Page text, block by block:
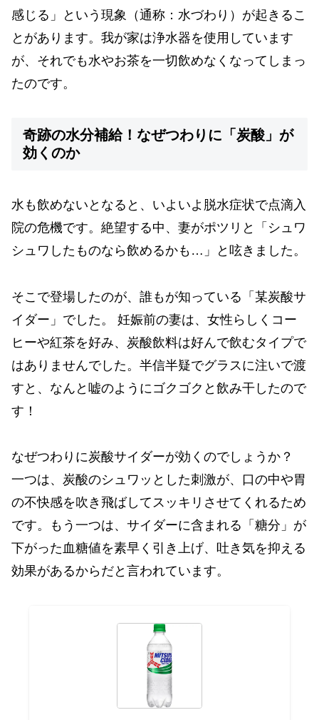
感じる」という現象（通称：水づわり）が起きるこ
とがあります。我が家は浄水器を使用しています
が、それでも水やお茶を一切飲めなくなってしまっ
たのです。
奇跡の水分補給！なぜつわりに「炭酸」が
効くのか
水も飲めないとなると、いよいよ脱水症状で点滴入
院の危機です。絶望する中、妻がポツリと「シュワ
シュワしたものなら飲めるかも…」と呟きました。
そこで登場したのが、誰もが知っている「某炭酸サ
イダー」でした。 妊娠前の妻は、女性らしくコー
ヒーや紅茶を好み、炭酸飲料は好んで飲むタイプで
はありませんでした。半信半疑でグラスに注いで渡
すと、なんと嘘のようにゴクゴクと飲み干したので
す！
なぜつわりに炭酸サイダーが効くのでしょうか？
一つは、炭酸のシュワッとした刺激が、口の中や胃
の不快感を吹き飛ばしてスッキリさせてくれるため
です。もう一つは、サイダーに含まれる「糖分」が
下がった血糖値を素早く引き上げ、吐き気を抑える
効果があるからだと言われています。